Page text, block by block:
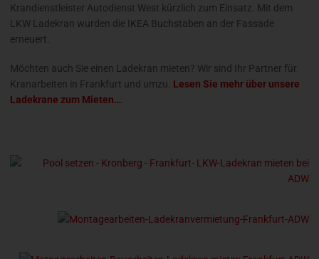
Krandienstleister Autodienst West kürzlich zum Einsatz. Mit dem
LKW Ladekran wurden die IKEA Buchstaben an der Fassade
erneuert.
Möchten auch Sie einen Ladekran mieten? Wir sind Ihr Partner für
Kranarbeiten in Frankfurt und umzu. Lesen Sie mehr über unsere
Ladekrane zum Mieten….